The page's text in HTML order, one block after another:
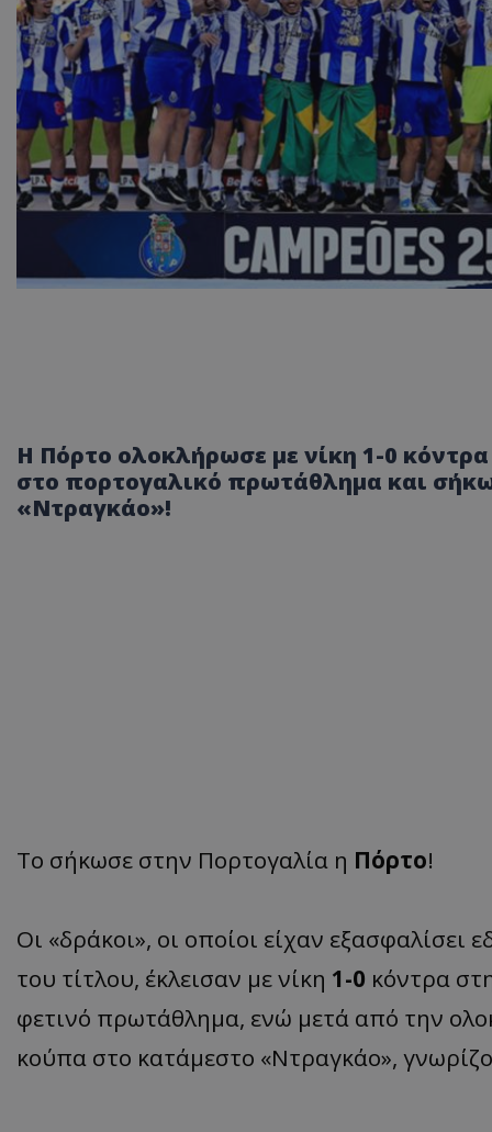
Η Πόρτο ολοκλήρωσε με νίκη 1-0
στο πορτογαλικό πρωτάθλημα και
«Ντραγκάο»!
Το σήκωσε στην Πορτογαλία η Πόρτο!
Οι «δράκοι», οι οποίοι είχαν
του τίτλου, έκλεισαν με νίκη 1-0 κόντρα
φετινό πρωτάθλημα, ενώ μετά από την
κούπα στο κατάμεστο «Ντραγκάο»,